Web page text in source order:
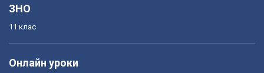
ЗНО
11 клас
Онлайн уроки